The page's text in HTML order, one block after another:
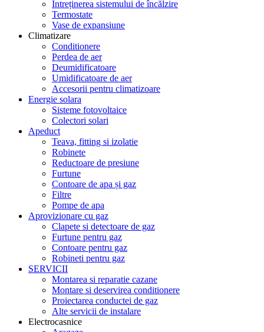
Întreținerea sistemului de încălzire
Termostate
Vase de expansiune
Climatizare
Conditionere
Perdea de aer
Deumidificatoare
Umidificatoare de aer
Accesorii pentru climatizoare
Energie solara
Sisteme fotovoltaice
Colectori solari
Apeduct
Teava, fitting si izolatie
Robinete
Reductoare de presiune
Furtune
Contoare de apa și gaz
Filtre
Pompe de apa
Aprovizionare cu gaz
Clapete si detectoare de gaz
Furtune pentru gaz
Contoare pentru gaz
Robineti pentru gaz
SERVICII
Montarea si reparatie cazane
Montare si deservirea conditionere
Proiectarea conductei de gaz
Alte servicii de instalare
Electrocasnice